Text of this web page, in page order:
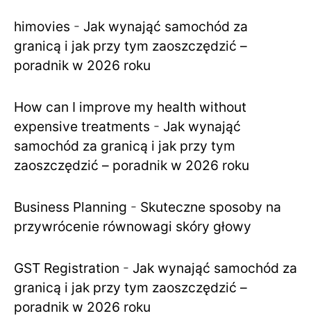
himovies - Jak wynająć samochód za
granicą i jak przy tym zaoszczędzić –
poradnik w 2026 roku
How can I improve my health without
expensive treatments - Jak wynająć
samochód za granicą i jak przy tym
zaoszczędzić – poradnik w 2026 roku
Business Planning - Skuteczne sposoby na
przywrócenie równowagi skóry głowy
GST Registration - Jak wynająć samochód za
granicą i jak przy tym zaoszczędzić –
poradnik w 2026 roku